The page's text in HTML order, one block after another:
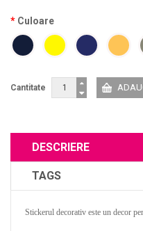
Culoare
Cantitate
DESCRIERE
TAGS
Stickerul decorativ este un decor